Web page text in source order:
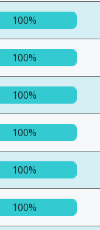
100%
100%
100%
100%
100%
100%